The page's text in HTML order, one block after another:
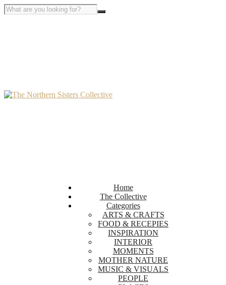
Home
The Collective
Categories
ARTS & CRAFTS
FOOD & RECEPIES
INSPIRATION
INTERIOR
MOMENTS
MOTHER NATURE
MUSIC & VISUALS
PEOPLE